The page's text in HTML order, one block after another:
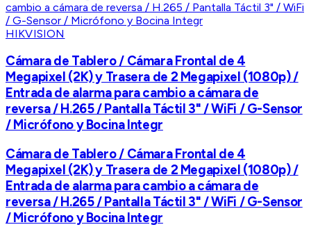
HIKVISION
Cámara de Tablero / Cámara Frontal de 4
Megapixel (2K) y Trasera de 2 Megapixel (1080p) /
Entrada de alarma para cambio a cámara de
reversa / H.265 / Pantalla Táctil 3" / WiFi / G-Sensor
/ Micrófono y Bocina Integr
Cámara de Tablero / Cámara Frontal de 4
Megapixel (2K) y Trasera de 2 Megapixel (1080p) /
Entrada de alarma para cambio a cámara de
reversa / H.265 / Pantalla Táctil 3" / WiFi / G-Sensor
/ Micrófono y Bocina Integr